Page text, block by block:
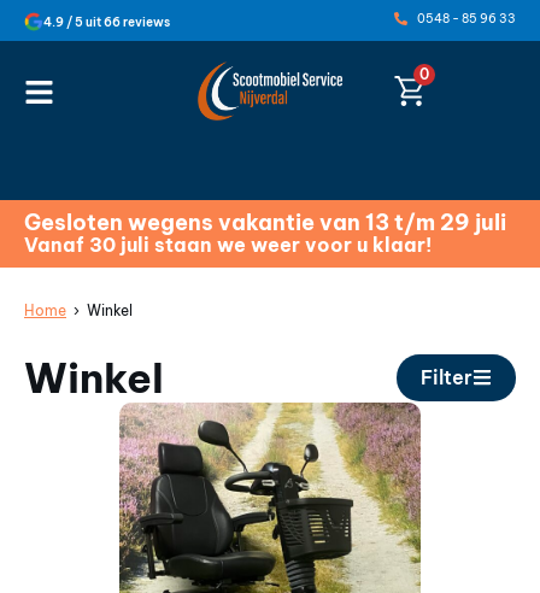
4.9 / 5 uit 66 reviews 0548 - 85 96 33
0
Gesloten wegens vakantie van 13 t/m 29 juli
Vanaf 30 juli staan we weer voor u klaar!
Home › Winkel
Winkel Filter